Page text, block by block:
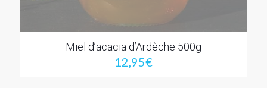
Miel d’acacia d’Ardèche 500g
12,95€